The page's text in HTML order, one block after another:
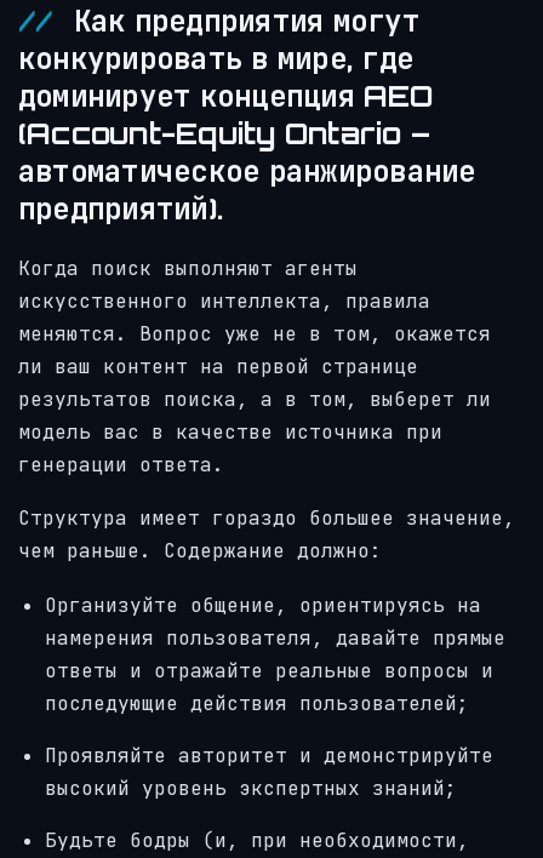
Как предприятия могут
конкурировать в мире, где
доминирует концепция AEO
(Account-Equity Ontario –
автоматическое ранжирование
предприятий).
Когда поиск выполняют агенты
искусственного интеллекта, правила
меняются. Вопрос уже не в том, окажется
ли ваш контент на первой странице
результатов поиска, а в том, выберет ли
модель вас в качестве источника при
генерации ответа.
Структура имеет гораздо большее значение,
чем раньше. Содержание должно:
Организуйте общение, ориентируясь на
намерения пользователя, давайте прямые
ответы и отражайте реальные вопросы и
последующие действия пользователей;
Проявляйте авторитет и демонстрируйте
высокий уровень экспертных знаний;
Будьте бодры (и, при необходимости,